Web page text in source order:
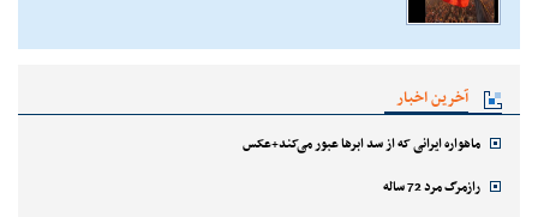
آخرین اخبار
ماهواره ایرانی که از سد ابرها عبور می‌کند+عکس
رازمرگ مرد 72 ساله